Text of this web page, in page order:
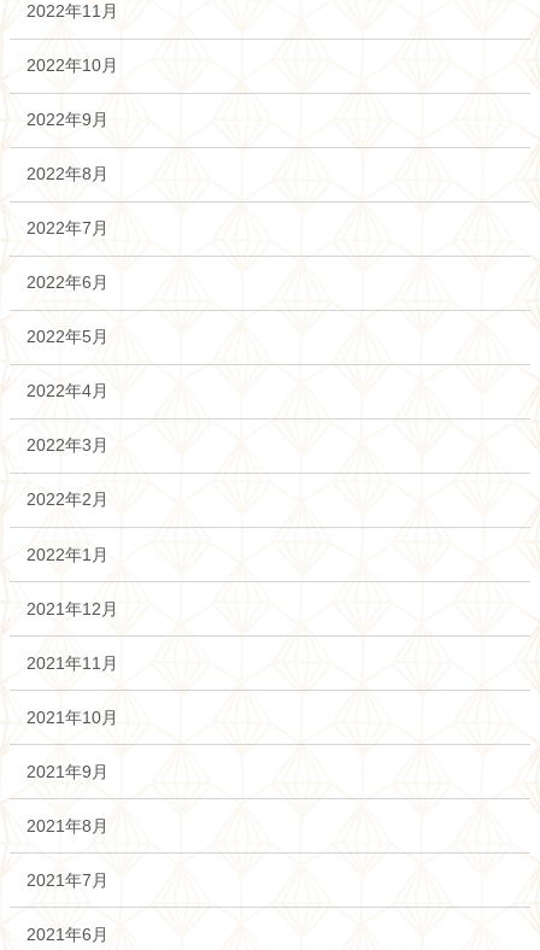
2022年11月
2022年10月
2022年9月
2022年8月
2022年7月
2022年6月
2022年5月
2022年4月
2022年3月
2022年2月
2022年1月
2021年12月
2021年11月
2021年10月
2021年9月
2021年8月
2021年7月
2021年6月